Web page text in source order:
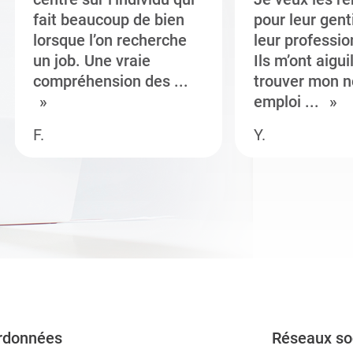
fait beaucoup de bien
lorsque l’on recherche
un job. Une vraie
compréhension des ...
F.
pour leur
leur
Ils m’ont
trouver mon
emploi ...
Y.
Réseaux